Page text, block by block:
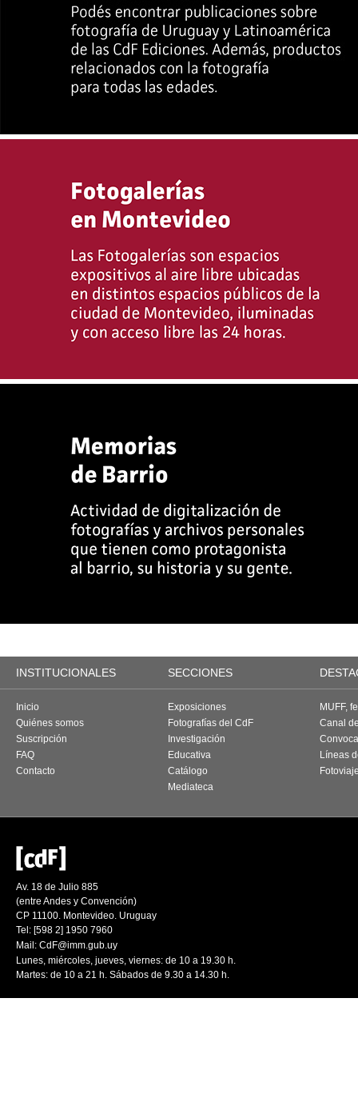
INSTITUCIONALES SECCIONES
Inicio
Quiénes somos
Suscripción
FAQ
Contacto
Exposiciones
Fotografías del CdF
Investigación
Educativa
Catálogo
Mediateca
MUFF,
Canal
Líneas
Av. 18 de Julio 885
(entre Andes y Convención)
CP 11100. Montevideo. Uruguay
Tel: [598 2] 1950 7960
Mail: CdF@imm.gub.uy
Lunes, miércoles, jueves, viernes: de 10 a 19.30 h.
Martes: de 10 a 21 h. Sábados de 9.30 a 14.30 h.